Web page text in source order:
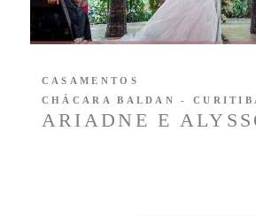
ARIADNE E
CASAMENTOS
CHÁCARA BALDAN -